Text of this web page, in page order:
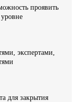
проявить
экспертами,
для закрытия